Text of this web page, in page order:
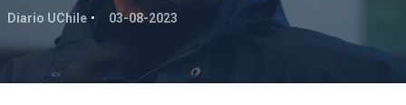
Diario UChile 03-08-2023